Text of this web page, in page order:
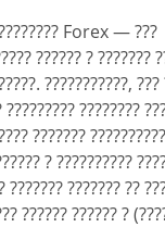
Forex — ???
?????? ? ???????
???????????,
????????
???????
? ??????????
??????? ??????? ??
?????? ?????? ?